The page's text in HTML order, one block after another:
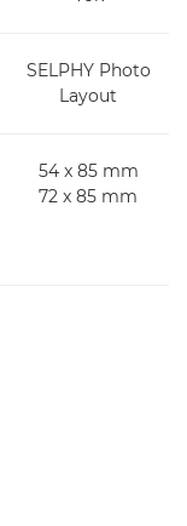
SELPHY Photo
Layout
54 x 85 mm
72 x 85 mm